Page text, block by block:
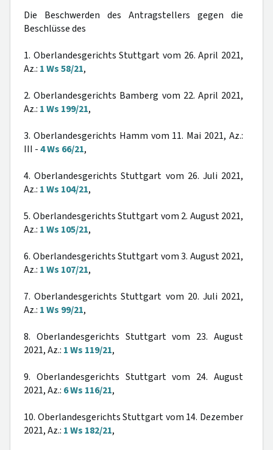
Die Beschwerden des Antragstellers gegen die
Beschlüsse des
1. Oberlandesgerichts Stuttgart vom 26. April 2021,
Az.: 1 Ws 58/21,
2. Oberlandesgerichts Bamberg vom 22. April 2021,
Az.: 1 Ws 199/21,
3. Oberlandesgerichts Hamm vom 11. Mai 2021, Az.:
III -4 Ws 66/21,
4. Oberlandesgerichts Stuttgart vom 26. Juli 2021,
Az.: 1 Ws 104/21,
5. Oberlandesgerichts Stuttgart vom 2. August 2021,
Az.: 1 Ws 105/21,
6. Oberlandesgerichts Stuttgart vom 3. August 2021,
Az.: 1 Ws 107/21,
7. Oberlandesgerichts Stuttgart vom 20. Juli 2021,
Az.: 1 Ws 99/21,
8. Oberlandesgerichts Stuttgart vom 23. August
2021, Az.: 1 Ws 119/21,
9. Oberlandesgerichts Stuttgart vom 24. August
2021, Az.: 6 Ws 116/21,
10. Oberlandesgerichts Stuttgart vom 14. Dezember
2021, Az.: 1 Ws 182/21,